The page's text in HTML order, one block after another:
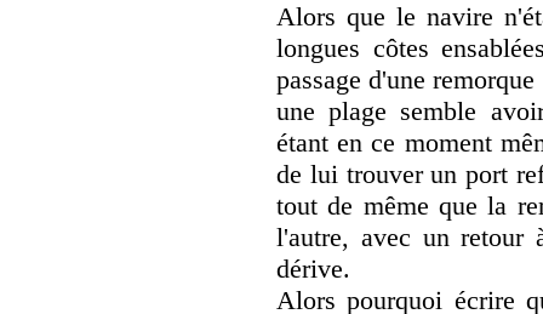
Alors que le navire
longues côtes
passage d'une
une plage semble
étant en ce moment
de lui trouver un port
tout de même que la
l'autre, avec un
dérive.
Alors pourquoi écrire